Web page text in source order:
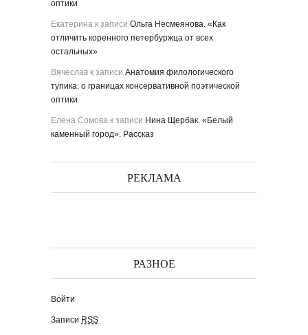
оптики
Екатерина к записи Ольга Несмеянова. «Как
отличить коренного петербуржца от всех
остальных»
Вячеслав к записи Анатомия филологического
тупика: о границах консервативной поэтической
оптики
Елена Сомова к записи Нина Щербак. «Белый
каменный город». Рассказ
РЕКЛАМА
РАЗНОЕ
Войти
Записи RSS